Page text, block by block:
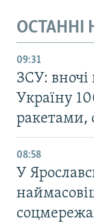
09:31
ЗСУ: вночі
Україну
ракетами,
08:58
У